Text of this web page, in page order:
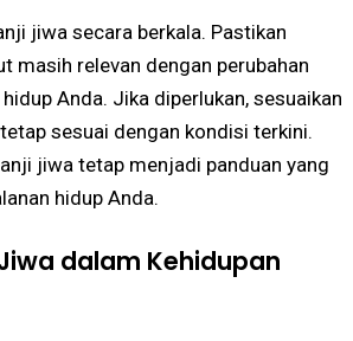
jiwa secara berkala. Pastikan
masih relevan dengan perubahan
Anda. Jika diperlukan, sesuaikan
sesuai dengan kondisi terkini.
jiwa tetap menjadi panduan yang
hidup Anda.
dalam Kehidupan